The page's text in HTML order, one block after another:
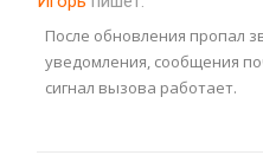
После обновления пропал
уведомления, сообщения
сигнал вызова работает.